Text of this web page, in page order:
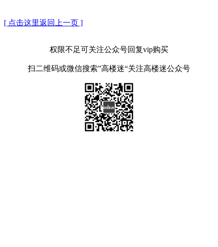
[ 点击这里返回上一页 ]
权限不足可关注公众号回复vip购买
扫二维码或微信搜索”高楼迷“关注高楼迷公众号